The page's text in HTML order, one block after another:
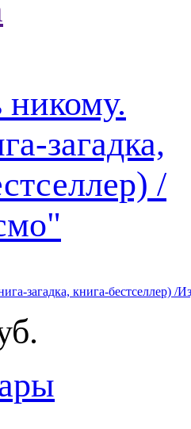
загадка, книга-бестселлер) /